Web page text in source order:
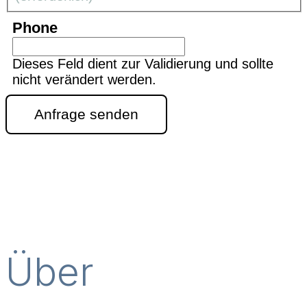
Phone
Dieses Feld dient zur Validierung und sollte
nicht verändert werden.
Über